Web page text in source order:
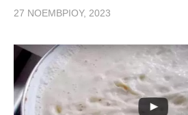
27 ΝΟΕΜΒΡΊΟΥ, 2023